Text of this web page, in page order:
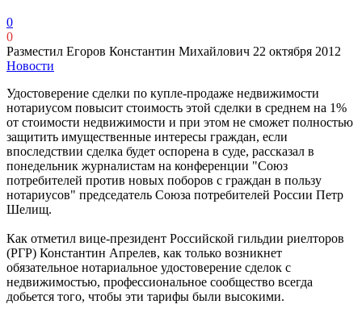
0
0
Разместил Егоров Константин Михайлович 22 октября 2012
Новости
Удостоверение сделки по купле-продаже недвижимости
нотариусом повысит стоимость этой сделки в среднем на 1%
от стоимости недвижимости и при этом не сможет полностью
защитить имущественные интересы граждан, если
впоследствии сделка будет оспорена в суде, рассказал в
понедельник журналистам на конференции "Союз
потребителей против новых поборов с граждан в пользу
нотариусов" председатель Союза потребителей России Петр
Шелищ.
Как отметил вице-президент Российской гильдии риелторов
(РГР) Константин Апрелев, как только возникнет
обязательное нотариальное удостоверение сделок с
недвижимостью, профессиональное сообщество всегда
добьется того, чтобы эти тарифы были высокими.